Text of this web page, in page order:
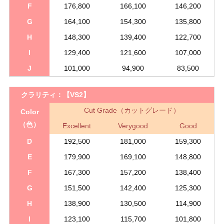
F
176,800 166,100
146,200
G
164,100 154,300
135,800
H
148,300 139,400
122,700
I
129,400 121,600
107,000
J
101,000 94,900 83,500
クラリティ： 【VS2】
Color
（色）
Cut Grade（カットグレード）
Excellent
Verygood
Good
D
192,500 181,000
159,300
E
179,900 169,100
148,800
F
167,300 157,200
138,400
G
151,500 142,400
125,300
H
138,900 130,500
114,900
I
123,100 115,700
101,800